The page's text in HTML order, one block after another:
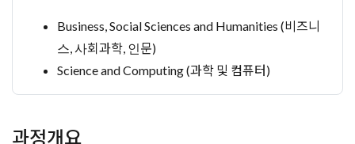
Business, Social Sciences and Humanities (비즈니
스, 사회과학, 인문)
Science and Computing (과학 및 컴퓨터)
과정개요